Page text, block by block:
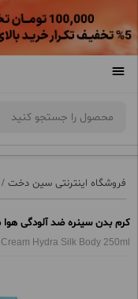
فروشگاه اینترنتی سین دخت /
کرم بدن سینره ضد آلودگی هوا
Hydra Silk Body 250ml